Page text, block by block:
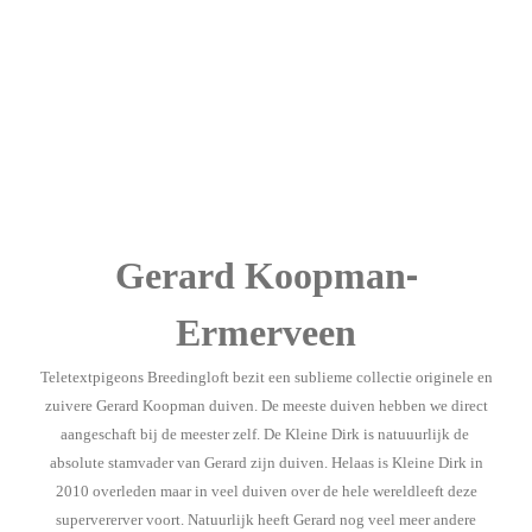
Gerard Koopman-
Ermerveen
Teletextpigeons Breedingloft bezit een sublieme collectie originele en
zuivere Gerard Koopman duiven. De meeste duiven hebben we direct
aangeschaft bij de meester zelf. De Kleine Dirk is natuuurlijk de
absolute stamvader van Gerard zijn duiven. Helaas is Kleine Dirk in
2010 overleden maar in veel duiven over de hele wereldleeft deze
supervererver voort. Natuurlijk heeft Gerard nog veel meer andere